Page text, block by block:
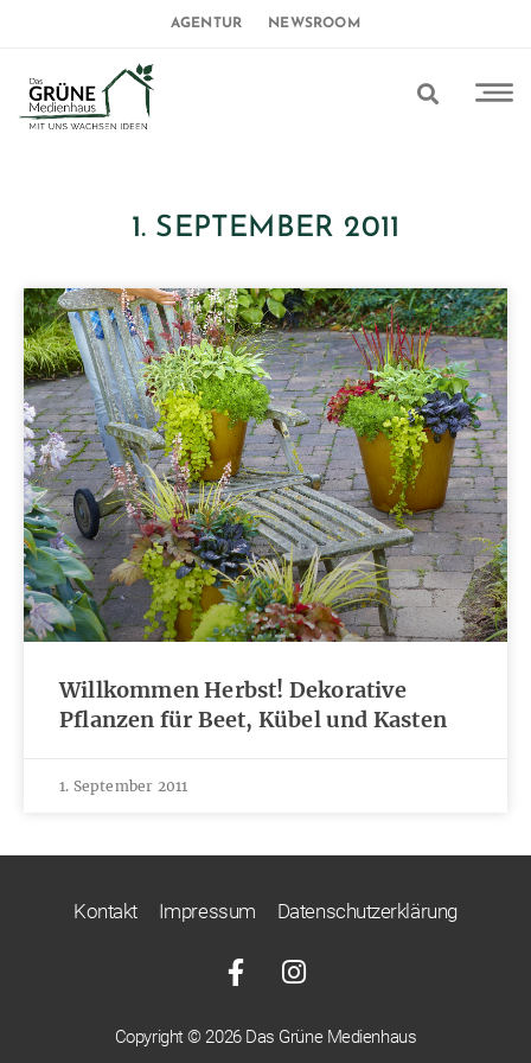
AGENTUR NEWSROOM
1. SEPTEMBER 2011
Willkommen Herbst! Dekorative
Pflanzen für Beet, Kübel und Kasten
1. September 2011
Kontakt Impressum Datenschutzerklärung
Copyright © 2026 Das Grüne Medienhaus